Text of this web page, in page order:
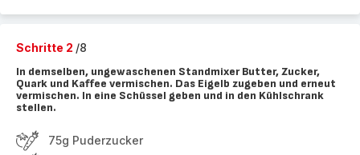
Schritte 2 /8
In demselben, ungewaschenen Standmixer Butter, Zucker,
Quark und Kaffee vermischen. Das Eigelb zugeben und erneut
vermischen. In eine Schüssel geben und in den Kühlschrank
stellen.
75g Puderzucker